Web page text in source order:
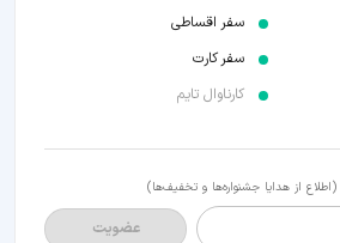
سفر اقساطی
سفر کارت
کارناوال تایم
(اطلاع از هدایا جشنواره‌ها و تخفیف‌ها)
عضویت